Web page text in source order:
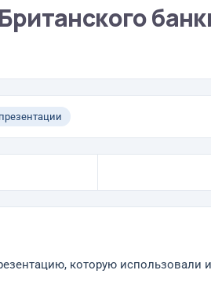
которую